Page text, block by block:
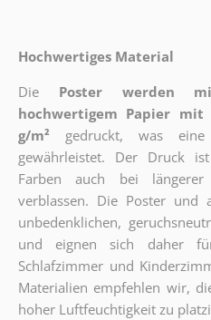
Hochwertiges Material
Die
Poster werden
hochwertigem Papier
g/m²
gedruckt, was eine
gewährleistet. Der Druck
Farben auch bei längerer
verblassen. Die Poster und
unbedenklichen,
und eignen sich daher
Schlafzimmer und
Materialien empfehlen wir,
hoher Luftfeuchtigkeit zu